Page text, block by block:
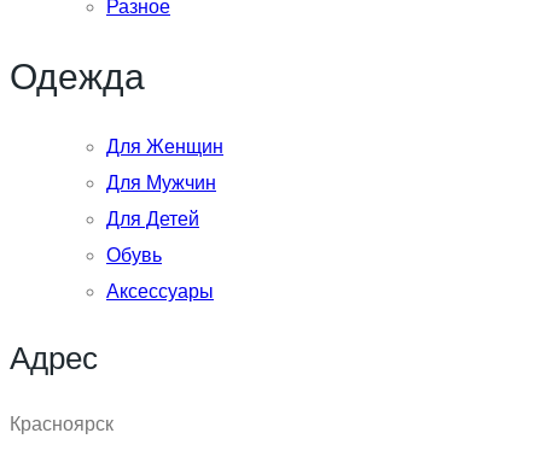
Разное
Одежда
Для Женщин
Для Мужчин
Для Детей
Обувь
Аксессуары
Адрес
Красноярск